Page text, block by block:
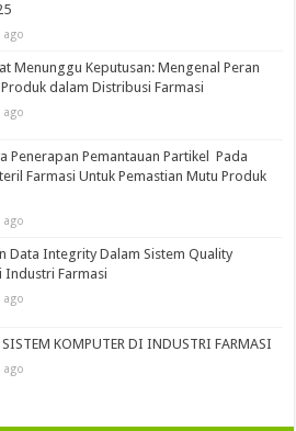
ago
Menunggu Keputusan: Mengenal Peran
dalam Distribusi Farmasi
ago
Penerapan Pemantauan Partikel Pada
Farmasi Untuk Pemastian Mutu Produk
ago
Data Integrity Dalam Sistem Quality
Industri Farmasi
ago
KOMPUTER DI INDUSTRI FARMASI
ago